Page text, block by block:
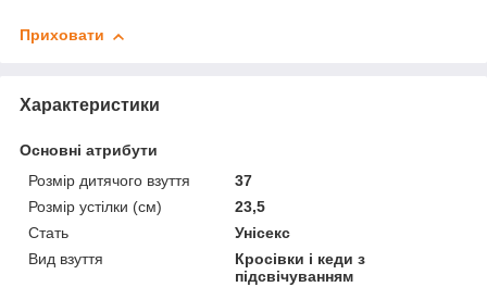
Приховати
Характеристики
Основні атрибути
Розмір дитячого взуття
37
Розмір устілки (см)
23,5
Стать
Унісекс
Вид взуття
Кросівки і кеди з
підсвічуванням